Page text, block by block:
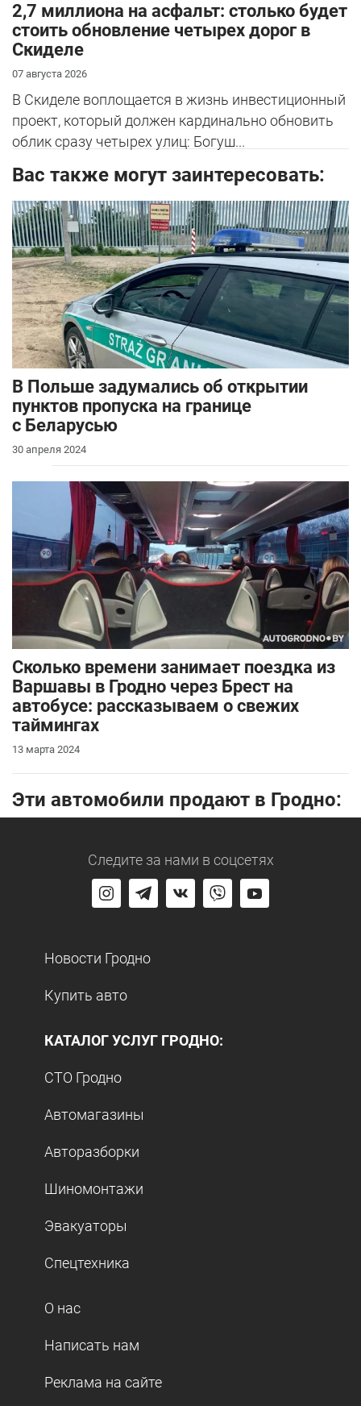
2,7 миллиона на асфальт: столько будет
стоить обновление четырех дорог в
Скиделе
07 августа 2026
В Скиделе воплощается в жизнь инвестиционный
проект, который должен кардинально обновить
облик сразу четырех улиц: Богуш...
Вас также могут заинтересовать:
В Польше задумались об открытии
пунктов пропуска на границе
с Беларусью
30 апреля 2024
Сколько времени занимает поездка из
Варшавы в Гродно через Брест на
автобусе: рассказываем о свежих
таймингах
13 марта 2024
Эти автомобили продают в Гродно:
Следите за нами в соцсетях
Новости Гродно
Купить авто
КАТАЛОГ УСЛУГ ГРОДНО:
СТО Гродно
Автомагазины
Авторазборки
Шиномонтажи
Эвакуаторы
Спецтехника
О нас
Написать нам
Реклама на сайте